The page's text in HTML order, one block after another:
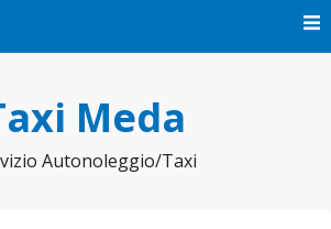
Meda
Autonoleggio/Taxi